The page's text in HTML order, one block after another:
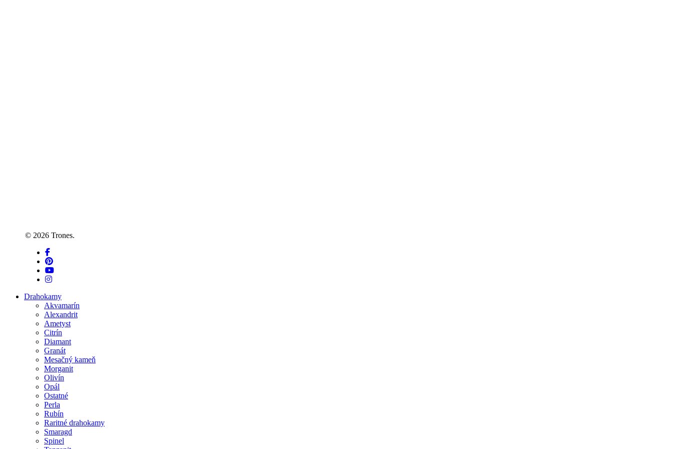
© 2026 Trones.
facebook
pinterest
youtube
instagram
Close
Drahokamy
Akvamarín
Alexandrit
Ametyst
Citrín
Diamant
Granát
Mesačný kameň
Morganit
Olivín
Opál
Ostatné
Perla
Rubín
Raritné drahokamy
Smaragd
Spinel